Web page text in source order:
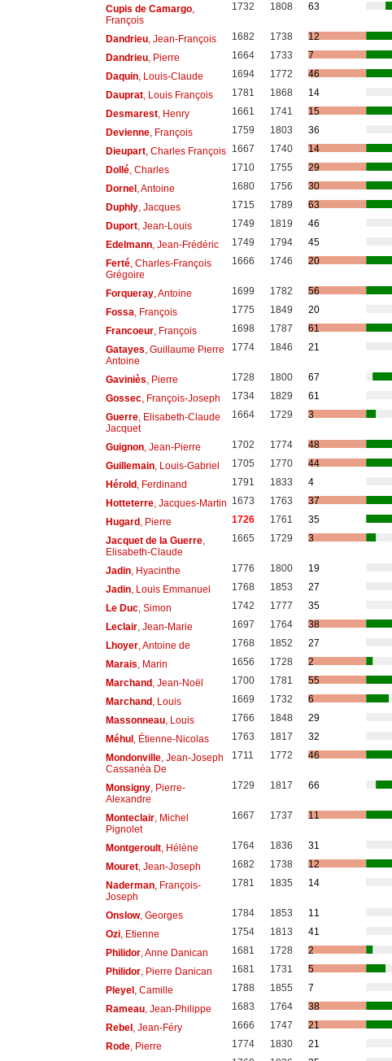
Cupis de Camargo,
François
1732 1808 63
Dandrieu, Jean-François 1682 1738
12
Dandrieu, Pierre 1664 1733
7
Daquin, Louis-Claude 1694 1772
46
Dauprat, Louis François 1781 1868
14
Desmarest, Henry 1661 1741
15
Devienne, François 1759 1803
36
Dieupart, Charles François 1667 1740
14
Dollé, Charles 1710 1755
29
Dornel, Antoine 1680 1756
30
Duphly, Jacques 1715 1789
63
Duport, Jean-Louis 1749 1819
46
Edelmann, Jean-Frédéric 1749 1794
45
Ferté, Charles-François
Grégoire
1666 1746 20
Forqueray, Antoine 1699 1782
56
Fossa , François 1775 1849
20
Francoeur, François 1698 1787
61
Gatayes , Guillaume Pierre
Antoine
1774 1846 21
Gaviniès , Pierre 1728 1800
67
Gossec, François-Joseph 1734 1829
61
Guerre, Elisabeth-Claude
Jacquet
1664 1729 3
Guignon, Jean-Pierre 1702 1774
48
Guillemain, Louis-Gabriel 1705 1770
44
Hérold, Ferdinand 1791 1833
4
Hotteterre, Jacques-Martin 1673 1763
37
Hugard, Pierre 1726 1761
35
Jacquet de la Guerre,
Elisabeth-Claude
1665 1729 3
Jadin, Hyacinthe 1776 1800
19
Jadin, Louis Emmanuel 1768 1853
27
Le Duc, Simon 1742 1777
35
Leclair, Jean-Marie 1697 1764
38
Lhoyer, Antoine de 1768 1852
27
Marais , Marin 1656 1728
2
Marchand, Jean-Noël 1700 1781
55
Marchand, Louis 1669 1732
6
Massonneau, Louis 1766 1848
29
Méhul, Étienne-Nicolas 1763 1817
32
Mondonville, Jean-Joseph
Cassanéa De
1711 1772 46
Monsigny, Pierre-
Alexandre
1729 1817 66
Monteclair, Michel
Pignolet
1667 1737 11
Montgeroult, Hélène 1764 1836
31
Mouret, Jean-Joseph 1682 1738
12
Naderman, François-
Joseph
1781 1835 14
Onslow, Georges 1784 1853
11
Ozi, Etienne 1754 1813
41
Philidor, Anne Danican 1681 1728
2
Philidor, Pierre Danican 1681 1731
5
Pleyel, Camille 1788 1855
7
Rameau, Jean-Philippe 1683 1764
38
Rebel, Jean-Féry 1666 1747
21
Rode, Pierre 1774 1830
21